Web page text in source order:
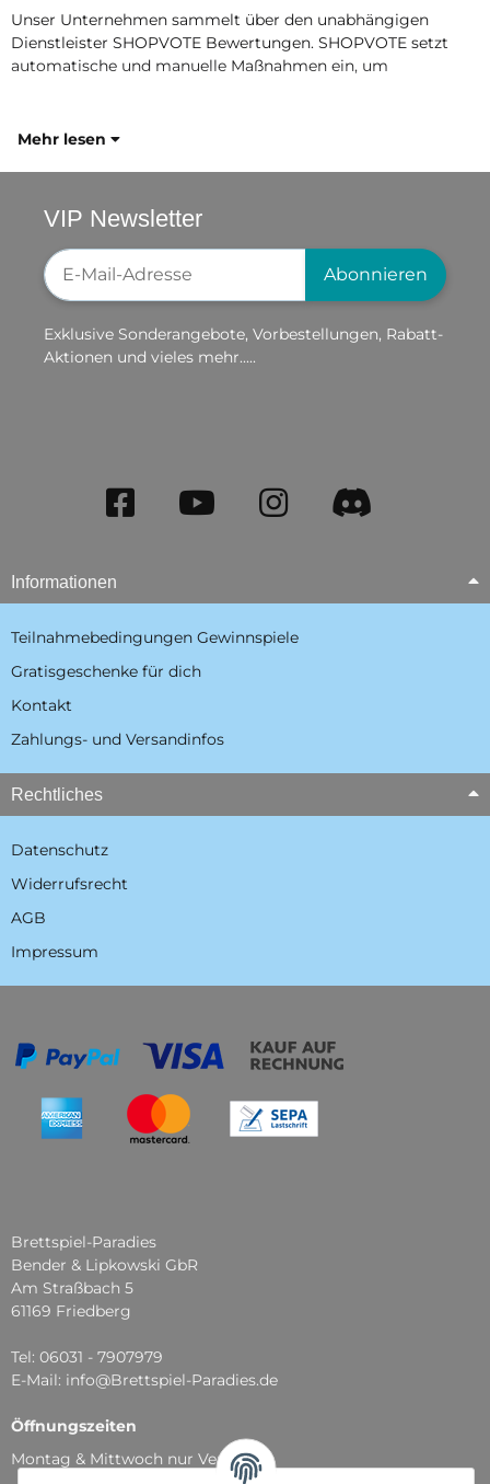
Unser Unternehmen sammelt über den unabhängigen
Dienstleister SHOPVOTE Bewertungen. SHOPVOTE setzt
automatische und manuelle Maßnahmen ein, um
Mehr lesen
VIP Newsletter
Newsletter-Registrierung
Abonnieren
Exklusive Sonderangebote, Vorbestellungen, Rabatt-
Aktionen und vieles mehr.....
Informationen
Teilnahmebedingungen Gewinnspiele
Gratisgeschenke für dich
Kontakt
Zahlungs- und Versandinfos
Rechtliches
Datenschutz
Widerrufsrecht
AGB
Impressum
Brettspiel-Paradies
Bender & Lipkowski GbR
Am Straßbach 5
61169 Friedberg
Tel: 06031 - 7907979
E-Mail: info@Brettspiel-Paradies.de
Öffnungszeiten
Montag & Mittwoch nur Versand